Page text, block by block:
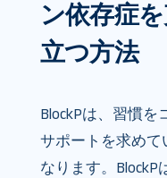
ン依存症
立つ方法
BlockPは、習慣を
サポートを求めて
なります。BlockP